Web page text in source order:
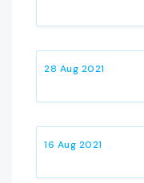
16 Aug 2021
28 Aug 2021